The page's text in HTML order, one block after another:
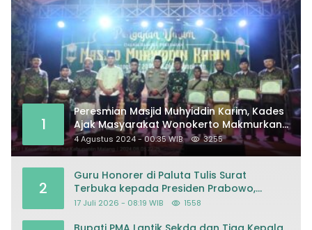
1
Peresmian Masjid Muhyiddin Karim, Kades
Ajak Masyarakat Wonokerto Makmurkan
Masjid
4 Agustus 2024 - 00:35 WIB 3255
2
Guru Honorer di Paluta Tulis Surat
Terbuka kepada Presiden Prabowo,
Mohon Keadilan atas Dugaan
17 Juli 2026 - 08:19 WIB 1558